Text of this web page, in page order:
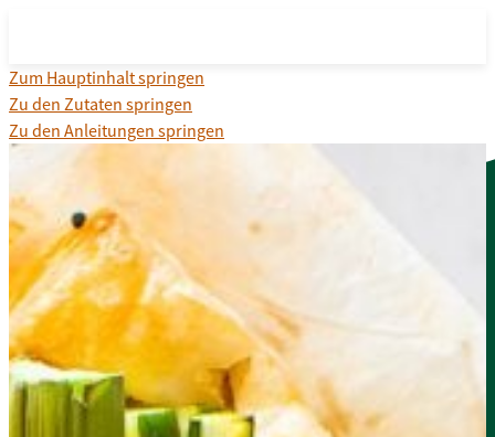
Zum Hauptinhalt springen
Zu den Zutaten springen
Zu den Anleitungen springen